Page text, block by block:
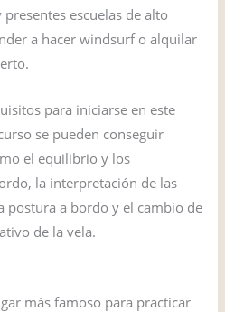
escuelas de alto
a hacer windsurf o alquilar
para iniciarse en este
se pueden conseguir
el equilibrio y los
la interpretación de las
postura a bordo y el cambio de
de la vela.
más famoso para practicar